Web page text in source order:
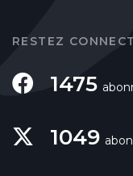
RESTEZ
1475
1049